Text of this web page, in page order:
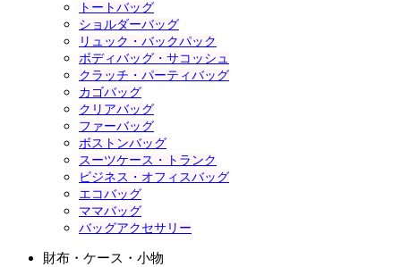
トートバッグ
ショルダーバッグ
リュック・バックパック
ボディバッグ・サコッシュ
クラッチ・パーティバッグ
カゴバッグ
クリアバッグ
ファーバッグ
ボストンバッグ
スーツケース・トランク
ビジネス・オフィスバッグ
エコバッグ
ママバッグ
バッグアクセサリー
財布・ケース・小物